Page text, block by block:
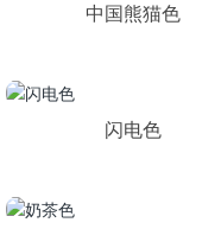
中国熊猫色
闪电色